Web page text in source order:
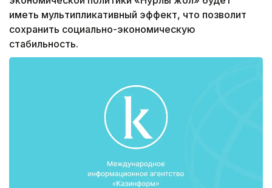
иметь мультипликативный эффект, что позволит
сохранить социально-экономическую
стабильность.